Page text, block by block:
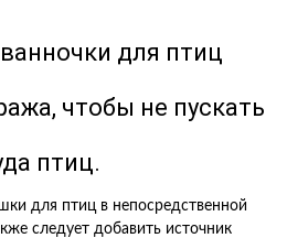
для птиц
чтобы не пускать
птиц.
для птиц в непосредственной
следует добавить источник